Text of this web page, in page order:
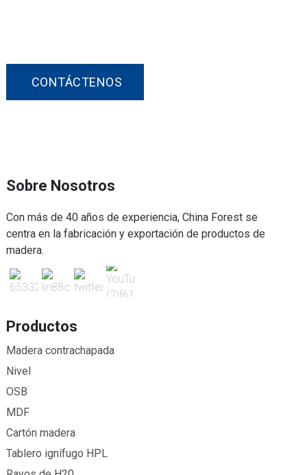
CONTÁCTENOS
Sobre Nosotros
Con más de 40 años de experiencia, China Forest se
centra en la fabricación y exportación de productos de
madera.
Productos
Madera contrachapada
Nivel
OSB
MDF
Cartón madera
Tablero ignífugo HPL